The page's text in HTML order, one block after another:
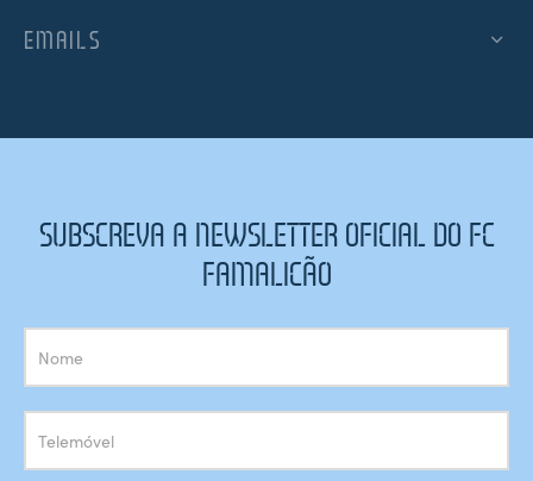
EMAILS
SUBSCREVA A NEWSLETTER OFICIAL DO FC
FAMALICÃO
Subscrição
Newsletter